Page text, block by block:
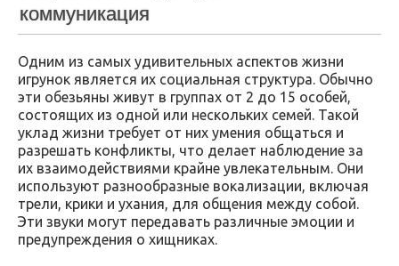
коммуникация
Одним из самых удивительных аспектов жизни
игрунок является их социальная структура. Обычно
эти обезьяны живут в группах от 2 до 15 особей,
состоящих из одной или нескольких семей. Такой
уклад жизни требует от них умения общаться и
разрешать конфликты, что делает наблюдение за
их взаимодействиями крайне увлекательным. Они
используют разнообразные вокализации, включая
трели, крики и ухания, для общения между собой.
Эти звуки могут передавать различные эмоции и
предупреждения о хищниках.